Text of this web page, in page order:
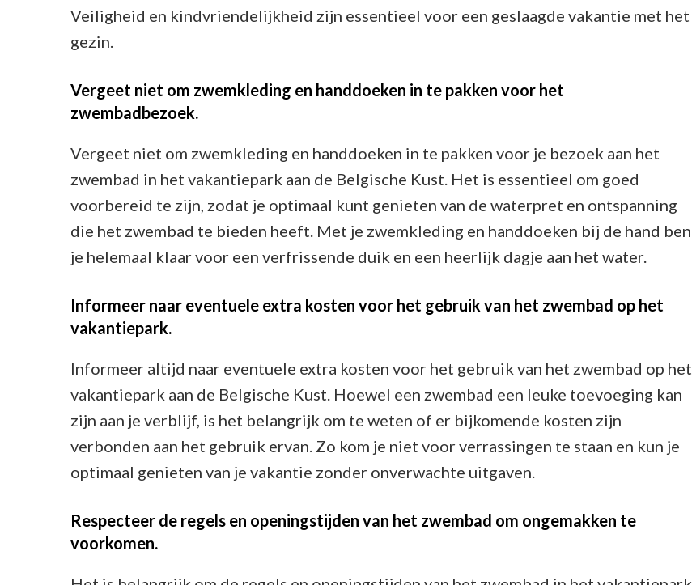
Veiligheid en kindvriendelijkheid zijn essentieel voor een geslaagde vakantie met het
gezin.
Vergeet niet om zwemkleding en handdoeken in te pakken voor het
zwembadbezoek.
Vergeet niet om zwemkleding en handdoeken in te pakken voor je bezoek aan het
zwembad in het vakantiepark aan de Belgische Kust. Het is essentieel om goed
voorbereid te zijn, zodat je optimaal kunt genieten van de waterpret en ontspanning
die het zwembad te bieden heeft. Met je zwemkleding en handdoeken bij de hand ben
je helemaal klaar voor een verfrissende duik en een heerlijk dagje aan het water.
Informeer naar eventuele extra kosten voor het gebruik van het zwembad op het
vakantiepark.
Informeer altijd naar eventuele extra kosten voor het gebruik van het zwembad op het
vakantiepark aan de Belgische Kust. Hoewel een zwembad een leuke toevoeging kan
zijn aan je verblijf, is het belangrijk om te weten of er bijkomende kosten zijn
verbonden aan het gebruik ervan. Zo kom je niet voor verrassingen te staan en kun je
optimaal genieten van je vakantie zonder onverwachte uitgaven.
Respecteer de regels en openingstijden van het zwembad om ongemakken te
voorkomen.